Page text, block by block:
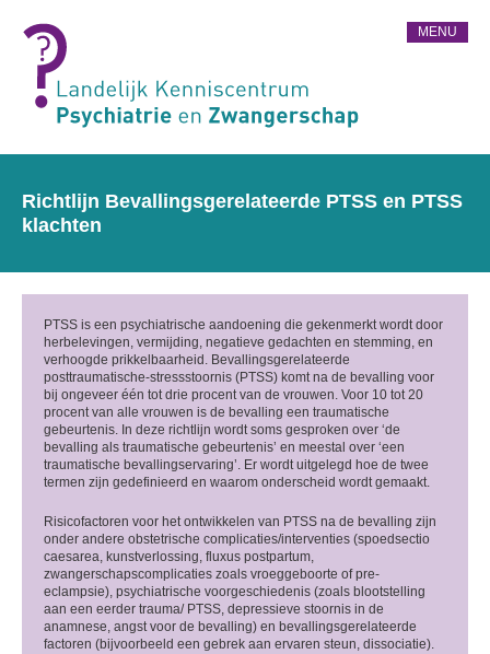
MENU
Richtlijn Bevallingsgerelateerde PTSS en PTSS
klachten
PTSS is een psychiatrische aandoening die gekenmerkt wordt door
herbelevingen, vermijding, negatieve gedachten en stemming, en
verhoogde prikkelbaarheid. Bevallingsgerelateerde
posttraumatische-stressstoornis (PTSS) komt na de bevalling voor
bij ongeveer één tot drie procent van de vrouwen. Voor 10 tot 20
procent van alle vrouwen is de bevalling een traumatische
gebeurtenis. In deze richtlijn wordt soms gesproken over ‘de
bevalling als traumatische gebeurtenis’ en meestal over ‘een
traumatische bevallingservaring’. Er wordt uitgelegd hoe de twee
termen zijn gedefinieerd en waarom onderscheid wordt gemaakt.
Risicofactoren voor het ontwikkelen van PTSS na de bevalling zijn
onder andere obstetrische complicaties/interventies (spoedsectio
caesarea, kunstverlossing, fluxus postpartum,
zwangerschapscomplicaties zoals vroeggeboorte of pre-
eclampsie), psychiatrische voorgeschiedenis (zoals blootstelling
aan een eerder trauma/ PTSS, depressieve stoornis in de
anamnese, angst voor de bevalling) en bevallingsgerelateerde
factoren (bijvoorbeeld een gebrek aan ervaren steun, dissociatie).